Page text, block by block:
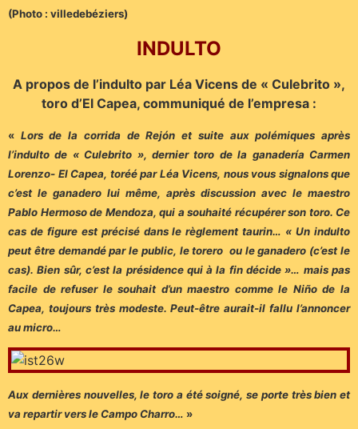
(Photo : villedebéziers)
INDULTO
A propos de l’indulto par Léa Vicens de « Culebrito »,
toro d’El Capea, communiqué de l’empresa :
« Lors de la corrida de Rejón et suite aux polémiques après
l’indulto de « Culebrito », dernier toro de la ganadería Carmen
Lorenzo- El Capea, toréé par Léa Vicens, nous vous signalons que
c’est le ganadero lui même, après discussion avec le maestro
Pablo Hermoso de Mendoza, qui a souhaité récupérer son toro. Ce
cas de figure est précisé dans le règlement taurin… « Un indulto
peut être demandé par le public, le torero ou le ganadero (c’est le
cas). Bien sûr, c’est la présidence qui à la fin décide »… mais pas
facile de refuser le souhait d’un maestro comme le Niño de la
Capea, toujours très modeste. Peut-être aurait-il fallu l’annoncer
au micro…
Aux dernières nouvelles, le toro a été soigné, se porte très bien et
va repartir vers le Campo Charro… »